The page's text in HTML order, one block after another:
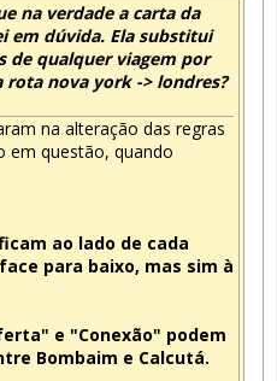
na verdade a carta da
em dúvida. Ela substitui
de qualquer viagem por
rota nova york -> londres?
na alteração das regras
em questão, quando
ao lado de cada
para baixo, mas sim à
e "Conexão" podem
Bombaim e Calcutá.